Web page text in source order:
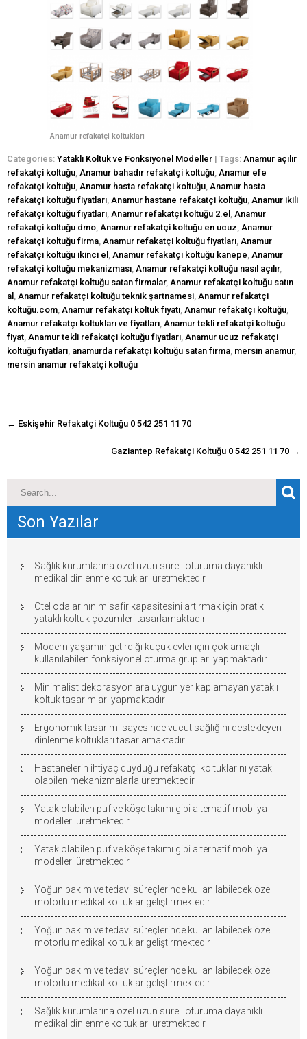
Anamur refakatçi koltukları
Categories: Yataklı Koltuk ve Fonksiyonel Modeller | Tags: Anamur açılır
refakatçi koltuğu, Anamur bahadır refakatçi koltuğu, Anamur efe
refakatçi koltuğu, Anamur hasta refakatçi koltuğu, Anamur hasta
refakatçi koltuğu fiyatları, Anamur hastane refakatçi koltuğu, Anamur ikili
refakatçi koltuğu fiyatları, Anamur refakatçi koltuğu 2.el , Anamur
refakatçi koltuğu dmo, Anamur refakatçi koltuğu en ucuz, Anamur
refakatçi koltuğu firma, Anamur refakatçi koltuğu fiyatları, Anamur
refakatçi koltuğu ikinci el , Anamur refakatçi koltuğu kanepe, Anamur
refakatçi koltuğu mekanizması, Anamur refakatçi koltuğu nasıl açılır,
Anamur refakatçi koltuğu satan firmalar, Anamur refakatçi koltuğu satın
al , Anamur refakatçi koltuğu teknik şartnamesi, Anamur refakatçi
koltuğu.com, Anamur refakatçi koltuk fiyatı, Anamur refakatçı koltuğu,
Anamur refakatçı koltukları ve fiyatları, Anamur tekli refakatçi koltuğu
fiyat, Anamur tekli refakatçi koltuğu fiyatları, Anamur ucuz refakatçi
koltuğu fiyatları, anamurda refakatçi koltuğu satan firma, mersin anamur,
mersin anamur refakatçi koltuğu
navigasyon
← Eskişehir Refakatçi Koltuğu 0 542 251 11 70
Gaziantep Refakatçi Koltuğu 0 542 251 11 70 →
Son Yazılar
Sağlık kurumlarına özel uzun süreli oturuma dayanıklı
medikal dinlenme koltukları üretmektedir
Otel odalarının misafir kapasitesini artırmak için pratik
yataklı koltuk çözümleri tasarlamaktadır
Modern yaşamın getirdiği küçük evler için çok amaçlı
kullanılabilen fonksiyonel oturma grupları yapmaktadır
Minimalist dekorasyonlara uygun yer kaplamayan yataklı
koltuk tasarımları yapmaktadır
Ergonomik tasarımı sayesinde vücut sağlığını destekleyen
dinlenme koltukları tasarlamaktadır
Hastanelerin ihtiyaç duyduğu refakatçi koltuklarını yatak
olabilen mekanizmalarla üretmektedir
Yatak olabilen puf ve köşe takımı gibi alternatif mobilya
modelleri üretmektedir
Yatak olabilen puf ve köşe takımı gibi alternatif mobilya
modelleri üretmektedir
Yoğun bakım ve tedavi süreçlerinde kullanılabilecek özel
motorlu medikal koltuklar geliştirmektedir
Yoğun bakım ve tedavi süreçlerinde kullanılabilecek özel
motorlu medikal koltuklar geliştirmektedir
Yoğun bakım ve tedavi süreçlerinde kullanılabilecek özel
motorlu medikal koltuklar geliştirmektedir
Sağlık kurumlarına özel uzun süreli oturuma dayanıklı
medikal dinlenme koltukları üretmektedir